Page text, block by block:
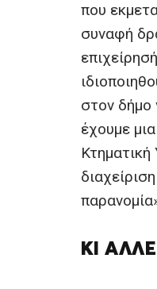
που
συναφή
στον δήμο
έχουμε
ΚΙ